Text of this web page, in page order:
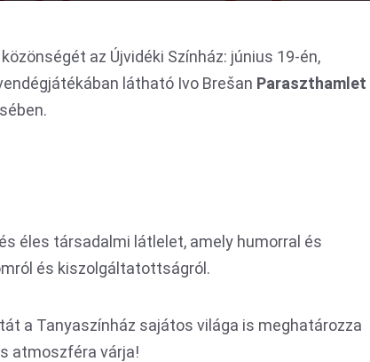
az Újvidéki Színház: június 19-én,
látható Ivo Brešan Paraszthamlet
éles társadalmi látlelet, amely humorral és
és kiszolgáltatottságról.
a Tanyaszínház sajátos világa is meghatározza
atmoszféra várja!